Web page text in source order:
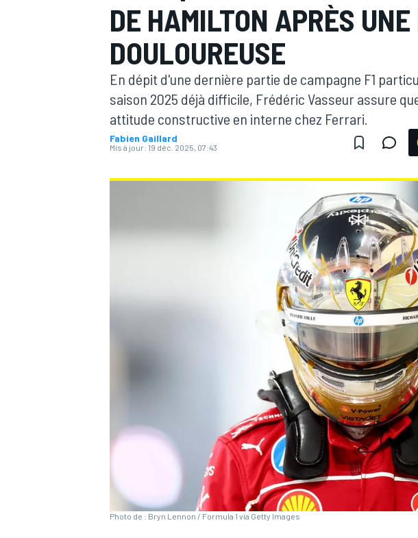
MOTOGP
DE HAMILTON APRÈS
DOULOUREUSE
En dépit d'une dernière partie de campagne F1
saison 2025 déjà difficile, Frédéric Vasseur assure
attitude constructive en interne chez Ferrari.
Fabien Gaillard
Mis à jour: 19 déc. 2025, 07:43
Photo de : Bryn Lennon / Formula 1 via Getty Images